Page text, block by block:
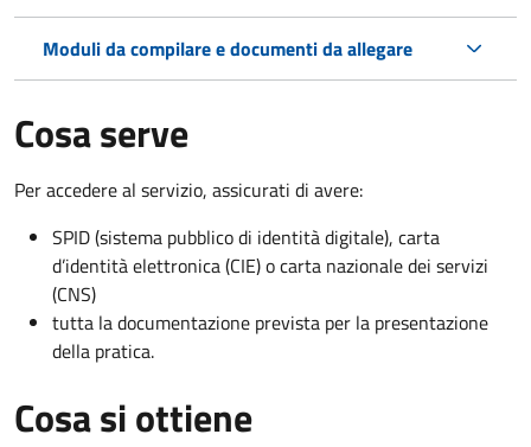
Moduli da compilare e documenti da allegare
Cosa serve
Per accedere al servizio, assicurati di avere:
SPID (sistema pubblico di identità digitale), carta
d’identità elettronica (CIE) o carta nazionale dei servizi
(CNS)
tutta la documentazione prevista per la presentazione
della pratica.
Cosa si ottiene